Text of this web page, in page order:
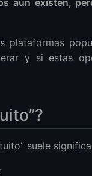
plataformas
y si estas
suele